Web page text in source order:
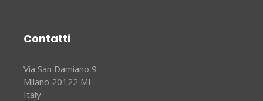
Contatti
Via San Damiano 9
Milano 20122 MI
Italy